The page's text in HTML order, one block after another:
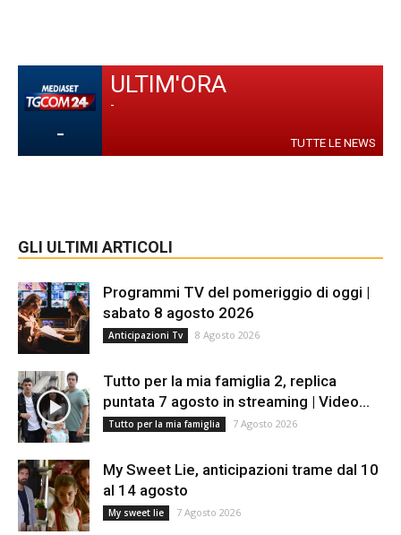
-
ULTIM'ORA
-
TUTTE LE NEWS
GLI ULTIMI ARTICOLI
Programmi TV del pomeriggio di oggi |
sabato 8 agosto 2026
Anticipazioni Tv 8 Agosto 2026
Tutto per la mia famiglia 2, replica
puntata 7 agosto in streaming | Video...
Tutto per la mia famiglia 7 Agosto 2026
My Sweet Lie, anticipazioni trame dal 10
al 14 agosto
My sweet lie 7 Agosto 2026